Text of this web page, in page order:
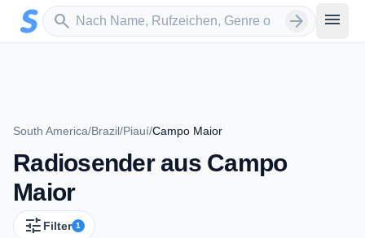
Zum Hauptinhalt springen
search
Sender suchen arrow_forward menu
South America/Brazil/Piauí/Campo Maior
Radiosender aus Campo
Maior
tune Filter 1